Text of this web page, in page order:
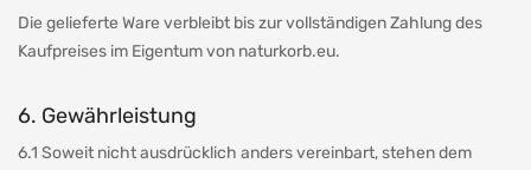
Die gelieferte Ware verbleibt bis zur vollständigen Zahlung des
Kaufpreises im Eigentum von naturkorb.eu.
6. Gewährleistung
6.1 Soweit nicht ausdrücklich anders vereinbart, stehen dem